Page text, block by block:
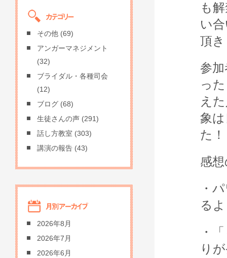
も
い
頂
参
っ
え
象
た
感
・
る
・
り
その他 (69)
アンガーマネジメント
(32)
ブライダル・各種司会
(12)
ブログ (68)
生徒さんの声 (291)
話し方教室 (303)
講演の報告 (43)
2026年8月
2026年7月
2026年6月